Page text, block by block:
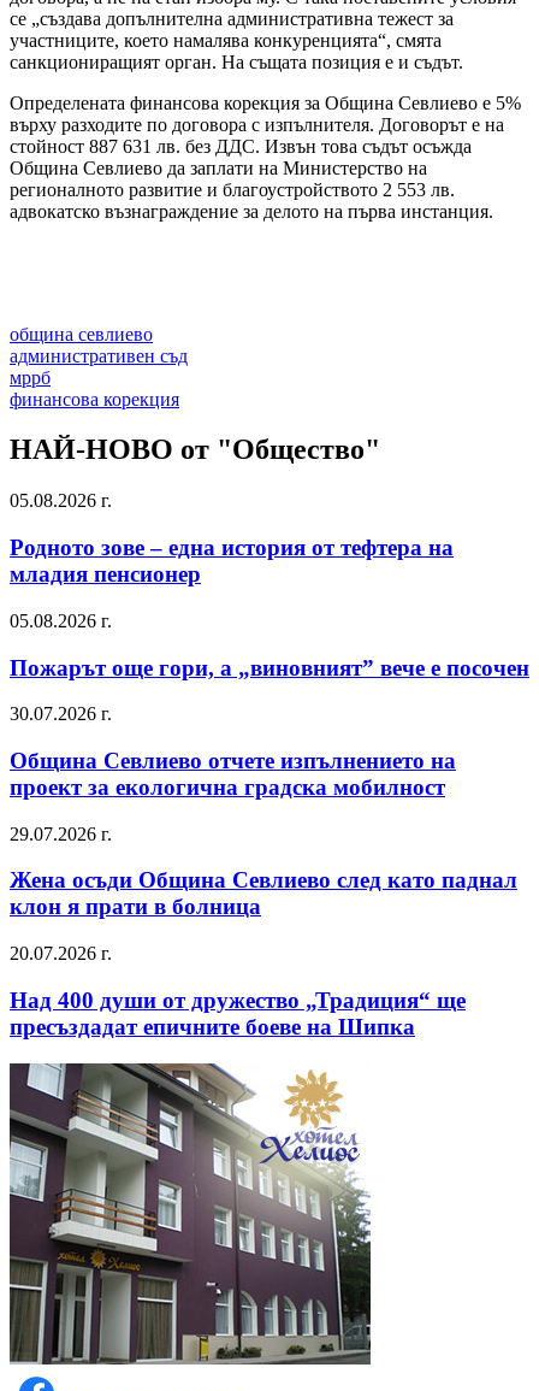
се „създава допълнителна административна тежест за
участниците, което намалява конкуренцията“, смята
санкциониращият орган. На същата позиция е и съдът.
Определената финансова корекция за Община Севлиево е 5%
върху разходите по договора с изпълнителя. Договорът е на
стойност 887 631 лв. без ДДС. Извън това съдът осъжда
Община Севлиево да заплати на Министерство на
регионалното развитие и благоустройството 2 553 лв.
адвокатско възнаграждение за делото на първа инстанция.
община севлиево
административен съд
мррб
финансова корекция
НАЙ-НОВО от "Общество"
05.08.2026 г.
Родното зове – една история от тефтера на
младия пенсионер
05.08.2026 г.
Пожарът още гори, а „виновният” вече е посочен
30.07.2026 г.
Община Севлиево отчете изпълнението на
проект за екологична градска мобилност
29.07.2026 г.
Жена осъди Община Севлиево след като паднал
клон я прати в болница
20.07.2026 г.
Над 400 души от дружество „Традиция“ ще
пресъздадат епичните боеве на Шипка